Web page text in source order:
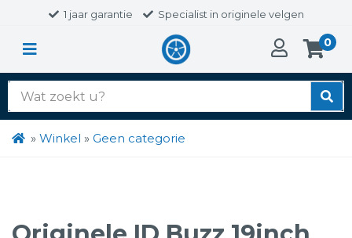
1 jaar garantie Specialist in originele velgen
0
Zoek
naar:
» Winkel » Geen categorie